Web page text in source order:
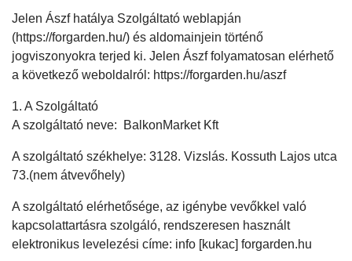
Jelen Ászf hatálya Szolgáltató weblapján
(https://forgarden.hu/) és aldomainjein történő
jogviszonyokra terjed ki. Jelen Ászf folyamatosan elérhető
a következő weboldalról: https://forgarden.hu/aszf
1. A Szolgáltató
A szolgáltató neve: BalkonMarket Kft
A szolgáltató székhelye: 3128. Vizslás. Kossuth Lajos utca
73.(nem átvevőhely)
A szolgáltató elérhetősége, az igénybe vevőkkel való
kapcsolattartásra szolgáló, rendszeresen használt
elektronikus levelezési címe: info [kukac] forgarden.hu